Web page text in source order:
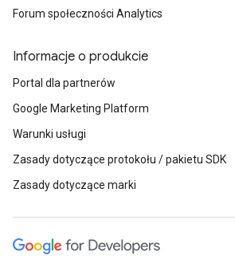
Forum społeczności Analytics
Informacje o produkcie
Portal dla partnerów
Google Marketing Platform
Warunki usługi
Zasady dotyczące protokołu / pakietu SDK
Zasady dotyczące marki